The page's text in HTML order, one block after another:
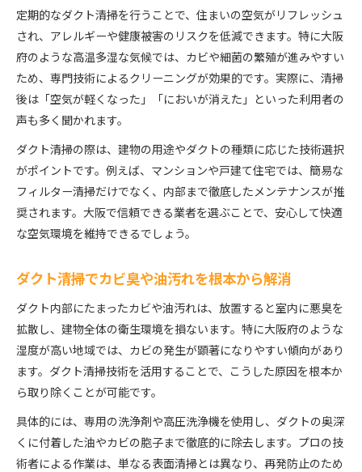
清潔な空間維持には定期的なダクト清掃が重要
ダクト清掃のプロがすすめる定期メンテナンス
ダクト清掃を検討するなら知っておきたい相場事情
ダクト清掃の相場を知り予算計画を立てるコツ
換気ダクト清掃の見積もり前に確認すべき事項
マンションでのダクト清掃頻度や判断基準を解説
マンションのダクト清掃は何年に一度が適切か
ダクト清掃の必要性を見極めるチェックポイント
マンション換気ダクトの掃除タイミングとは
ダクト清掃の判断基準と適切な頻度について解説
安心して任せられるダクト清掃業者選びのコツ
実績と口コミで選ぶ信頼のダクト清掃業者
マンション対応が得意なダクト清掃業者の特徴
ダクト清掃を依頼する際の業者比較ポイント
定期的なダクト清掃を行うことで、住まいの空気がリフレッシュ
され、アレルギーや健康被害のリスクを低減できます。特に大阪
府のような高温多湿な気候では、カビや細菌の繁殖が進みやすい
ため、専門技術によるクリーニングが効果的です。実際に、清掃
後は「空気が軽くなった」「においが消えた」といった利用者の
声も多く聞かれます。
ダクト清掃の際は、建物の用途やダクトの種類に応じた技術選択
がポイントです。例えば、マンションや戸建て住宅では、簡易な
フィルター清掃だけでなく、内部まで徹底したメンテナンスが推
奨されます。大阪で信頼できる業者を選ぶことで、安心して快適
な空気環境を維持できるでしょう。
ダクト清掃でカビ臭や油汚れを根本から解消
ダクト内部にたまったカビや油汚れは、放置すると室内に悪臭を
拡散し、建物全体の衛生環境を損ないます。特に大阪府のような
湿度が高い地域では、カビの発生が顕著になりやすい傾向があり
ます。ダクト清掃技術を活用することで、こうした原因を根本か
ら取り除くことが可能です。
具体的には、専用の洗浄剤や高圧洗浄機を使用し、ダクトの奥深
くに付着した油やカビの胞子まで徹底的に除去します。プロの技
術者による作業は、単なる表面清掃とは異なり、再発防止のため